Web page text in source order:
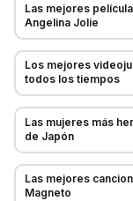
Cancelar
Las mejores
Angelina Jolie
Los mejores
todos los tiempos
Las mujeres más
de Japón
Las mejores
Magneto